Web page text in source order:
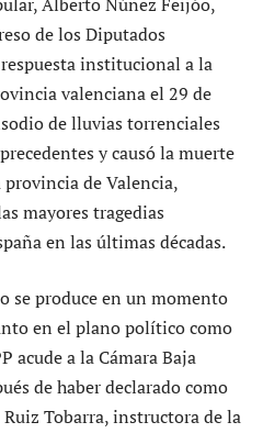
de los Diputados
institucional a la
valenciana el 29 de
de lluvias torrenciales
y causó la muerte
de Valencia,
mayores tragedias
en las últimas décadas.
se produce en un momento
en el plano político como
acude a la Cámara Baja
de haber declarado como
Tobarra, instructora de la